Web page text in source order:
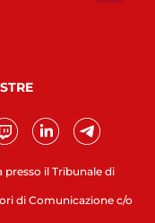
presso il Tribunale di
di Comunicazione c/o